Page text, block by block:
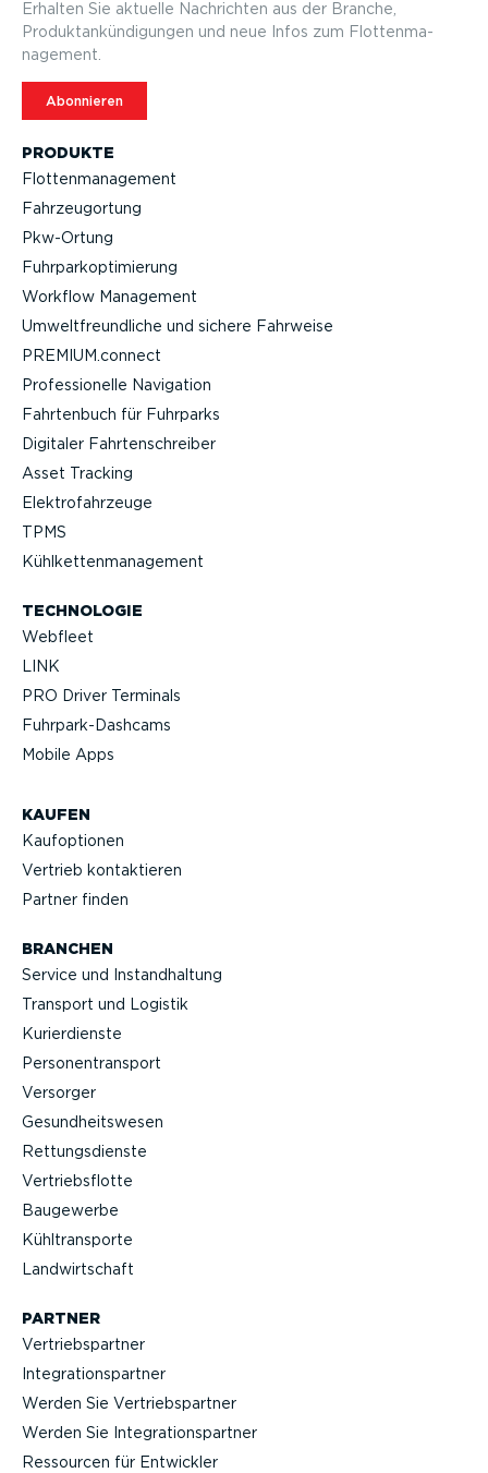
PRODUKTE
Flotten­ma­nagement
Fahrzeu­g­ortung
Pkw-Ortung
Fuhrpar­k­op­ti­mierung
Workflow Management
Umwelt­freund­liche und sichere Fahrweise
PREMIUM.connect
Profes­sio­nelle Navigation
Fahrtenbuch für Fuhrparks
Digitaler Fahrten­schreiber
Asset Tracking
Elektro­fahr­zeuge
TPMS
Kühlket­ten­ma­nagement
TECHNOLOGIE
Webfleet
LINK
PRO Driver Terminals
Fuhrpar­k-Da­shcams
Mobile Apps
KAUFEN
Kaufop­tionen
Vertrieb kontak­tieren
Partner finden
BRANCHEN
Service und Instand­haltung
Transport und Logistik
Kurier­dienste
Perso­nen­transport
Versorger
Gesund­heits­wesen
Rettungs­dienste
Vertriebs­flotte
Baugewerbe
Kühltrans­porte
Landwirt­schaft
Erhalten Sie aktuelle Nachrichten aus der Branche,
Produktan­kün­di­gungen und neue Infos zum Flotten­ma­
nagement.
Abonnieren
PARTNER
Vertriebs­partner
Integra­ti­ons­partner
Werden Sie Vertriebs­partner
Werden Sie Integra­ti­ons­partner
Ressourcen für Entwickler